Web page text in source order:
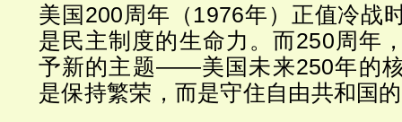
美国200周年（1976年）正值冷战
是民主制度的生命力。而250周年
予新的主题——美国未来250年的
是保持繁荣，而是守住自由共和国